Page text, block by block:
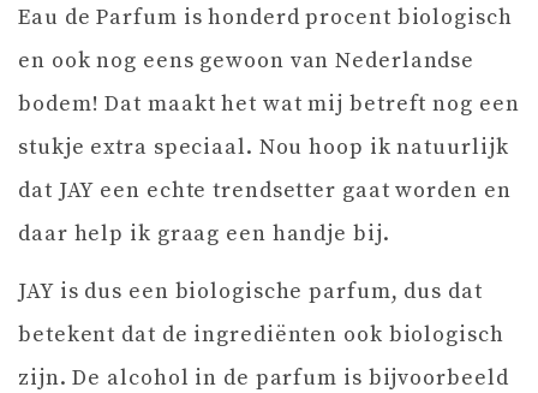
Eau de Parfum is honderd procent biologisch
en ook nog eens gewoon van Nederlandse
bodem! Dat maakt het wat mij betreft nog een
stukje extra speciaal. Nou hoop ik natuurlijk
dat JAY een echte trendsetter gaat worden en
daar help ik graag een handje bij.
JAY is dus een biologische parfum, dus dat
betekent dat de ingrediënten ook biologisch
zijn. De alcohol in de parfum is bijvoorbeeld